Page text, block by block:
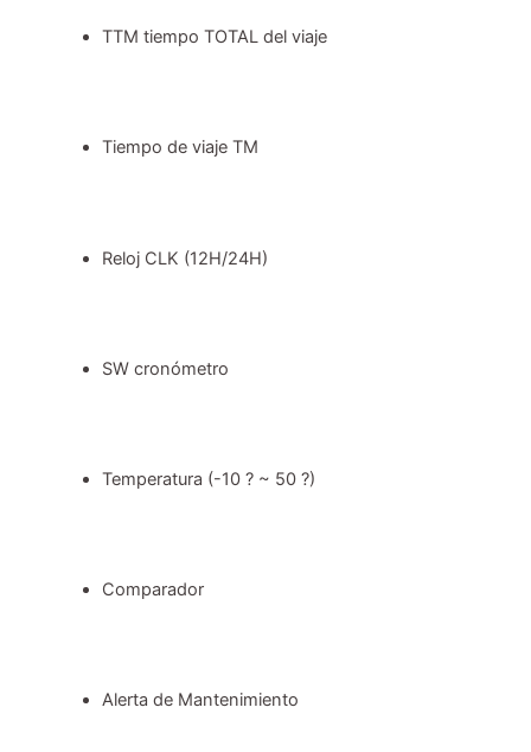
TTM tiempo TOTAL del viaje
Tiempo de viaje TM
Reloj CLK (12H/24H)
SW cronómetro
Temperatura (-10 ? ~ 50 ?)
Comparador
Alerta de Mantenimiento